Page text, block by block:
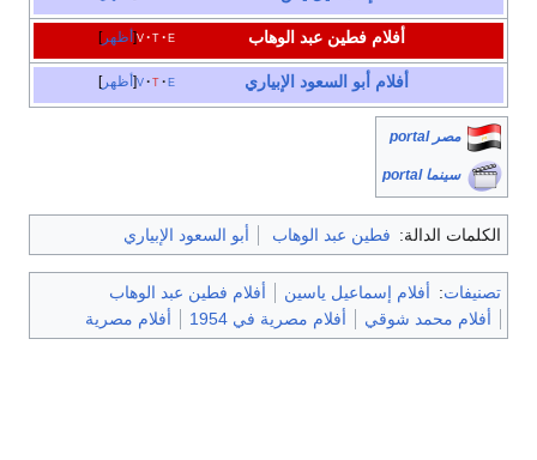
أظهر v t e أفلام فطين عبد الوهاب
أظهر v t e أفلام أبو السعود الإبياري
مصر portal
سينما portal
الكلمات الدالة: فطين عبد الوهاب أبو السعود الإبياري
تصنيفات: أفلام إسماعيل ياسين
أفلام فطين عبد الوهاب
أفلام محمد شوقي
أفلام مصرية في 1954 أفلام مصرية